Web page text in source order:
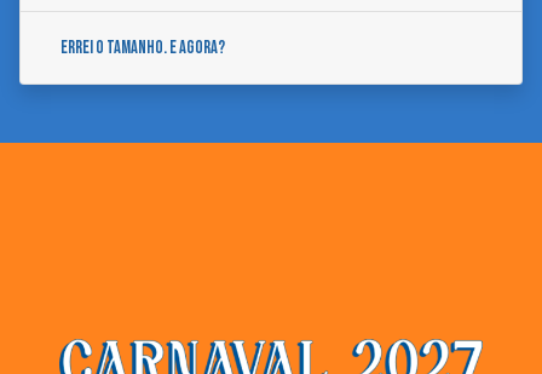
Errei o tamanho. E agora?